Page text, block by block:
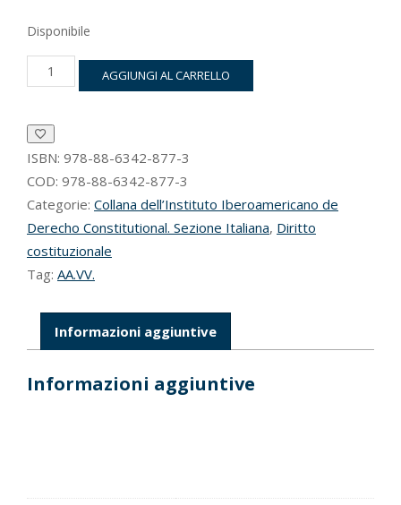
Disponibile
Annuario
italo-
diritto
costituzionale
2015
AGGIUNGI AL CARRELLO
ISBN: 978-88-6342-877-3
COD: 978-88-6342-877-3
Categorie: Collana dell’Instituto Iberoamericano de
Derecho Constitutional. Sezione Italiana, Diritto
costituzionale
Tag: AA.VV.
Informazioni aggiuntive
Informazioni aggiuntive